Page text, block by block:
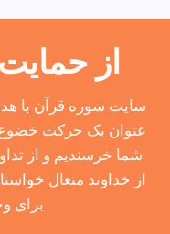
از
سایت سوره قرآن با
عنوان یک حرکت خضوع
شما خرسندیم و از
از خداوند متعال
برای